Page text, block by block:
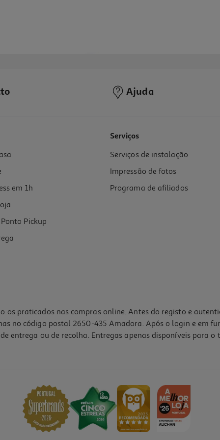
Ajuda
em 1h
Pickup
Serviços
Serviços de instalação
Impressão de fotos
Programa de afiliados
os praticados nas compras online. Antes do registo e
no código postal 2650-435 Amadora. Após o login e em
entrega ou de recolha. Entregas apenas disponíveis para